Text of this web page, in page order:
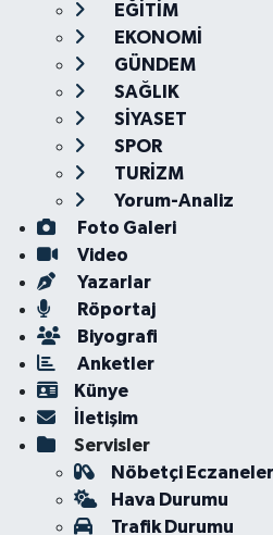
EĞİTİM
EKONOMİ
GÜNDEM
SAĞLIK
SİYASET
SPOR
TURİZM
Yorum-Analiz
Foto Galeri
Video
Yazarlar
Röportaj
Biyografi
Anketler
Künye
İletişim
Servisler
Nöbetçi Eczaneler
Hava Durumu
Trafik Durumu